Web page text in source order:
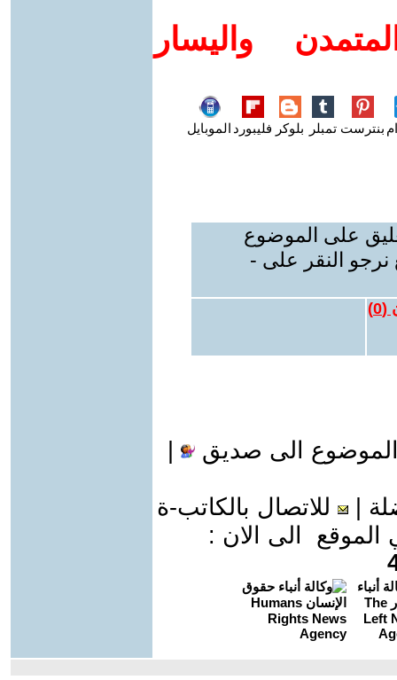
واليسار
بنترست تمبلر بلوكر فليبورد الموبايل
على الموضوع
نرجو النقر على -
(
0
)
الى صديق
للاتصال بالكاتب-ة
الى الان :